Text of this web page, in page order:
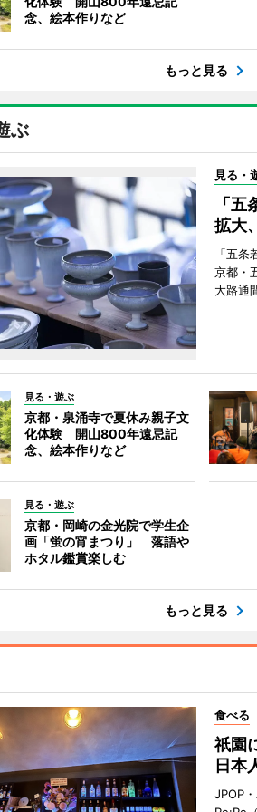
念、絵本作りなど
もっと見る
ぶ
見る・
「
拡大
「五
京都・
大路通
見る・遊ぶ
京都・泉涌寺で夏休み親子文
化体験 開山800年遠忌記
念、絵本作りなど
見る・遊ぶ
京都・岡崎の金光院で学生企
画「蛍の宵まつり」 落語や
ホタル鑑賞楽しむ
もっと見る
食べる
祇園
日本
JPOP